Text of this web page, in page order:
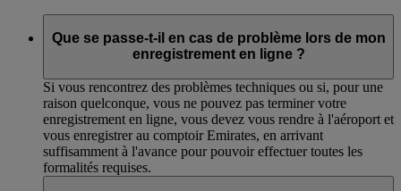
Que se passe-t-il en cas de problème lors de mon
enregistrement en ligne ?
Si vous rencontrez des problèmes techniques ou si, pour une
raison quelconque, vous ne pouvez pas terminer votre
enregistrement en ligne, vous devez vous rendre à l'aéroport et
vous enregistrer au comptoir Emirates, en arrivant
suffisamment à l'avance pour pouvoir effectuer toutes les
formalités requises.